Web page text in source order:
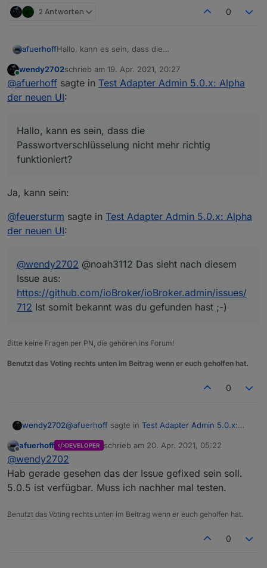
2 Antworten 0
afuerhoffHallo, kann es sein, dass die
funktioniert?
-> "encryptedNative":
["meinFeldDasVerschlüsseltWerdenSoll"],
Ich hatte nach Umschalten auf React UI das
Verhalten, dass das Login nicht mehr ging nachdem
ich einmal die Adapterkonfiguration gespeichert
hatte. Nach dem deaktivieren von React UI und dem
Online
wendy2702schrieb am 19. Apr. 2021, 20:27
zuletzt editiert von
@afuerhoff sagte in Test Adapter Admin 5.0.x: Alpha
der neuen UI:
Hallo, kann es sein, dass die
Passwortverschlüsselung nicht mehr richtig
funktioniert?
Ja, kann sein:
@feuersturm sagte in Test Adapter Admin 5.0.x: Alpha
der neuen UI:
@wendy2702 @noah3112 Das sieht nach diesem
Issue aus:
https://github.com/ioBroker/ioBroker.admin/issues/
712 Ist somit bekannt was du gefunden hast ;-)
Bitte keine Fragen per PN, die gehören ins Forum!
Benutzt das Voting rechts unten im Beitrag wenn er euch geholfen hat.
0
wendy2702@afuerhoff sagte in Test Adapter Admin 5.0.x:
Passwortverschlüsselung nicht mehr richtig
funktioniert?
Ja, kann sein:
Alpha der neuen UI:
@noah3112 Das sieht nach
Offline
afuerhoff DEVELOPER schrieb am 20. Apr. 2021, 05:22
zuletzt editiert von
@wendy2702
Hab gerade gesehen das der Issue gefixed sein soll.
5.0.5 ist verfügbar. Muss ich nachher mal testen.
Benutzt das Voting rechts unten im Beitrag wenn er euch geholfen hat.
0